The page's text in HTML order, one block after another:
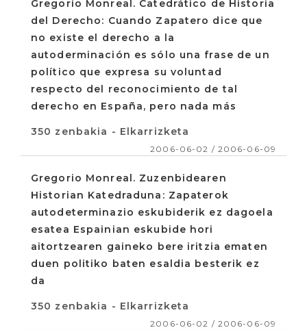
Gregorio Monreal. Catedrático de Historia
del Derecho: Cuando Zapatero dice que
no existe el derecho a la
autoderminación es sólo una frase de un
político que expresa su voluntad
respecto del reconocimiento de tal
derecho en España, pero nada más
350 zenbakia - Elkarrizketa
2006-06-02 / 2006-06-09
Gregorio Monreal. Zuzenbidearen
Historian Katedraduna: Zapaterok
autodeterminazio eskubiderik ez dagoela
esatea Espainian eskubide hori
aitortzearen gaineko bere iritzia ematen
duen politiko baten esaldia besterik ez
da
350 zenbakia - Elkarrizketa
2006-06-02 / 2006-06-09